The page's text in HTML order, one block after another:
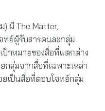
) มี The Matter,
ทย์ผู้รับสารคนละกลุ่ม
ป้าหมายของสื่อที่แตกต่าง
กลุ่มจากสื่อที่เฉพาะเหล่า
เป็นสื่อที่ตอบโจทย์กลุ่ม